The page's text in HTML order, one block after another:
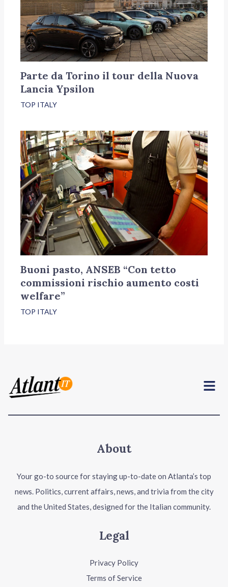
Parte da Torino il tour della Nuova
Lancia Ypsilon
TOP ITALY
Buoni pasto, ANSEB “Con tetto
commissioni rischio aumento costi
welfare”
TOP ITALY
Menu
About
Your go-to source for staying up-to-date on Atlanta’s top
news. Politics, current affairs, news, and trivia from the city
and the United States, designed for the Italian community.
Legal
Privacy Policy
Terms of Service